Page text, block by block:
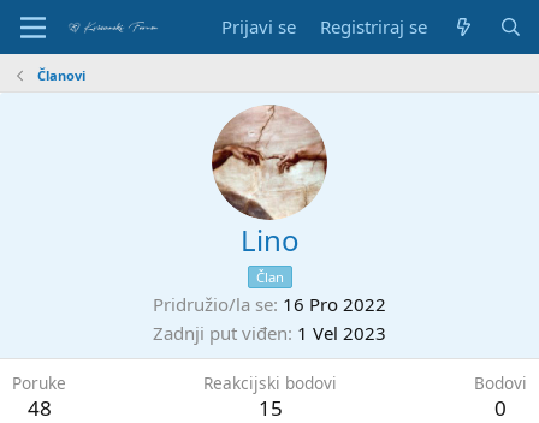
Prijavi se Registriraj se
Članovi
Lino
Član
Pridružio/la se 16 Pro 2022
Zadnji put viđen 1 Vel 2023
Poruke
48
Reakcijski bodovi
15
Bodovi
0